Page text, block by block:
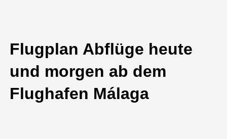
Flugplan Abflüge heute
und morgen ab dem
Flughafen Málaga